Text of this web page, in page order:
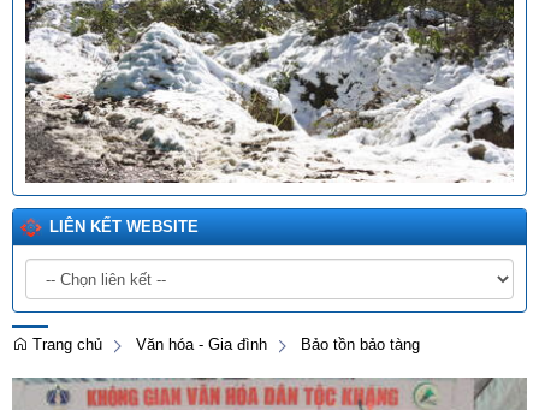
LIÊN KẾT WEBSITE
Trang chủ Văn hóa - Gia đình Bảo tồn bảo tàng